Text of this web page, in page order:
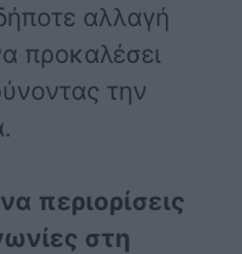
αλλαγή
προκαλέσει
την
περιορίσεις
στη